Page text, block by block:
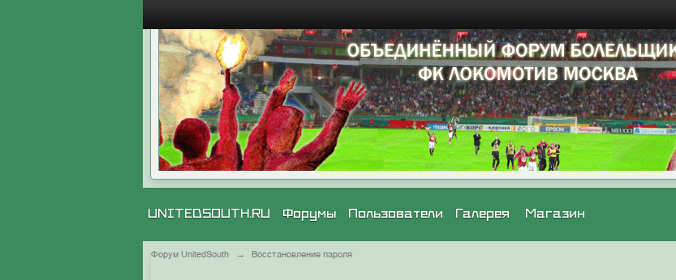
UNITEDSOUTH.RU Галерея Магазин
Форумы Пользователи
Форум UnitedSouth → Восстановление пароля